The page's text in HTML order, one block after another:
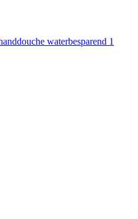
waterbesparend 1